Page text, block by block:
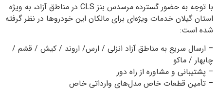
با توجه به حضور گسترده مرسدس بنز CLS در مناطق آزاد، به ویژه
استان گیلان خدمات ویژه‌ای برای مالکان این خودروها در نظر گرفته
شده است:
– ارسال سریع به مناطق آزاد انزلی / ارس/ اروند / کیش / قشم /
چابهار / ماکو
– پشتیبانی و مشاوره از راه دور
– تأمین قطعات خاص مدل‌های وارداتی خاص